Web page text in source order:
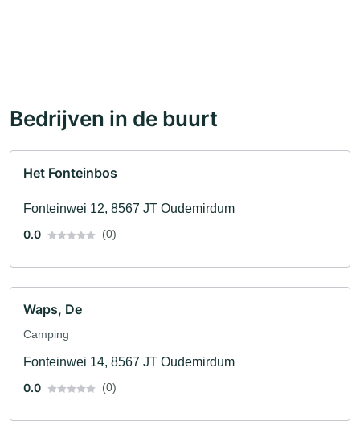
Bedrijven in de buurt
Het Fonteinbos
Fonteinwei 12, 8567 JT Oudemirdum
0.0
(0)
Waps, De
Camping
Fonteinwei 14, 8567 JT Oudemirdum
0.0
(0)